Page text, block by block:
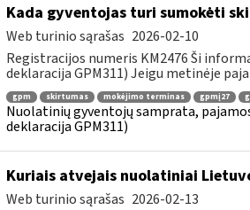
Kada gyventojas turi sumokėti
Web turinio sąrašas 2026-02-10
Registracijos numeris KM2476 Ši
deklaracija GPM311) Jeigu metinėje
gpm skirtumas mokėjimo terminas gpmį27
Nuolatinių gyventojų samprata,
deklaracija GPM311)
Kuriais atvejais nuolatiniai
Web turinio sąrašas 2026-02-13